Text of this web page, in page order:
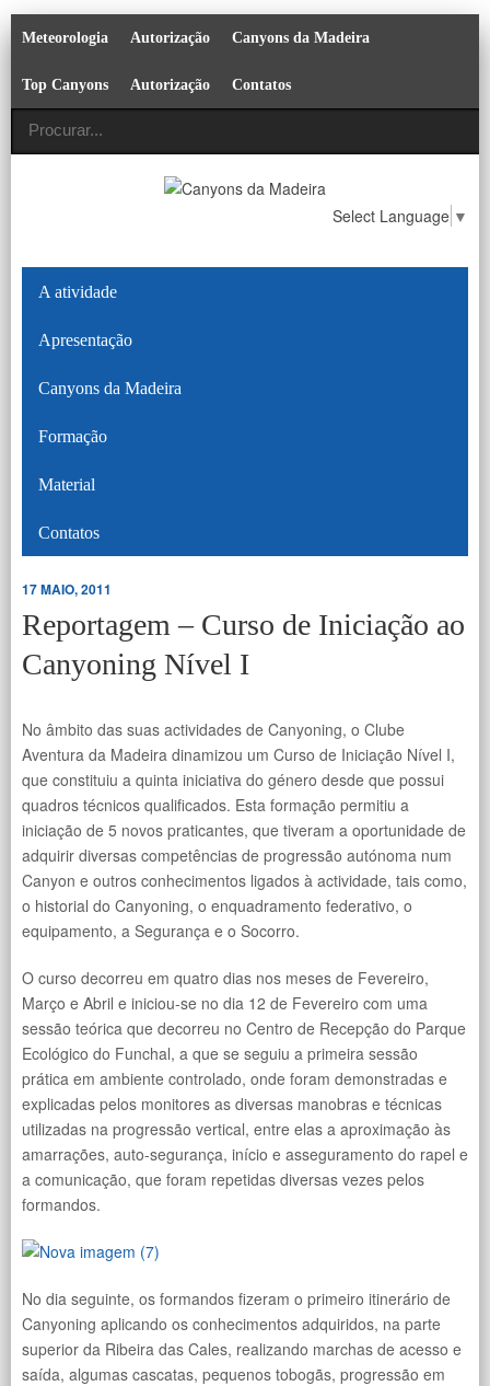
Meteorologia Autorização Canyons da Madeira
Top Canyons Autorização Contatos
Select Language ▼
A atividade
Apresentação
Canyons da Madeira
Formação
Material
Contatos
17 MAIO, 2011
Reportagem – Curso de Iniciação ao
Canyoning Nível I
No âmbito das suas actividades de Canyoning, o Clube
Aventura da Madeira dinamizou um Curso de Iniciação Nível I,
que constituiu a quinta iniciativa do género desde que possui
quadros técnicos qualificados. Esta formação permitiu a
iniciação de 5 novos praticantes, que tiveram a oportunidade de
adquirir diversas competências de progressão autónoma num
Canyon e outros conhecimentos ligados à actividade, tais como,
o historial do Canyoning, o enquadramento federativo, o
equipamento, a Segurança e o Socorro.
O curso decorreu em quatro dias nos meses de Fevereiro,
Março e Abril e iniciou-se no dia 12 de Fevereiro com uma
sessão teórica que decorreu no Centro de Recepção do Parque
Ecológico do Funchal, a que se seguiu a primeira sessão
prática em ambiente controlado, onde foram demonstradas e
explicadas pelos monitores as diversas manobras e técnicas
utilizadas na progressão vertical, entre elas a aproximação às
amarrações, auto-segurança, início e asseguramento do rapel e
a comunicação, que foram repetidas diversas vezes pelos
formandos.
No dia seguinte, os formandos fizeram o primeiro itinerário de
Canyoning aplicando os conhecimentos adquiridos, na parte
superior da Ribeira das Cales, realizando marchas de acesso e
saída, algumas cascatas, pequenos tobogãs, progressão em